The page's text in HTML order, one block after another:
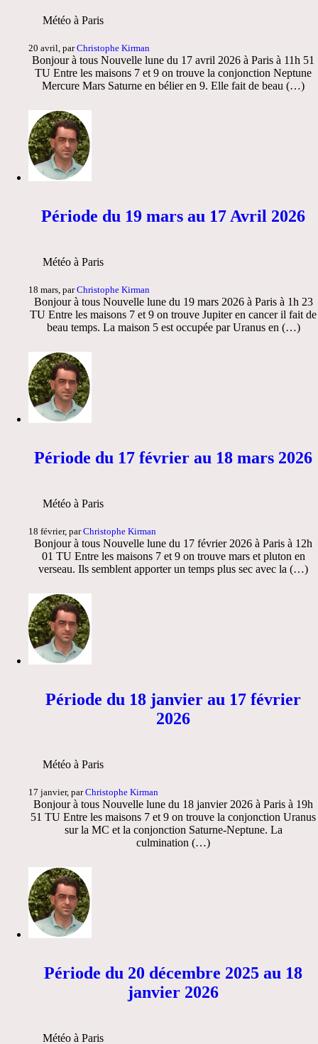
Météo à Paris
20 avril, parChristophe Kirman
Bonjour à tous Nouvelle lune du 17 avril 2026 à Paris à 11h 51
TU Entre les maisons 7 et 9 on trouve la conjonction Neptune
Mercure Mars Saturne en bélier en 9. Elle fait de beau (…)
Période du 19 mars au 17 Avril 2026
Météo à Paris
18 mars, parChristophe Kirman
Bonjour à tous Nouvelle lune du 19 mars 2026 à Paris à 1h 23
TU Entre les maisons 7 et 9 on trouve Jupiter en cancer il fait de
beau temps. La maison 5 est occupée par Uranus en (…)
Période du 17 février au 18 mars 2026
Météo à Paris
18 février, parChristophe Kirman
Bonjour à tous Nouvelle lune du 17 février 2026 à Paris à 12h
01 TU Entre les maisons 7 et 9 on trouve mars et pluton en
verseau. Ils semblent apporter un temps plus sec avec la (…)
Période du 18 janvier au 17 février
2026
Météo à Paris
17 janvier, parChristophe Kirman
Bonjour à tous Nouvelle lune du 18 janvier 2026 à Paris à 19h
51 TU Entre les maisons 7 et 9 on trouve la conjonction Uranus
sur la MC et la conjonction Saturne-Neptune. La
culmination (…)
Période du 20 décembre 2025 au 18
janvier 2026
Météo à Paris